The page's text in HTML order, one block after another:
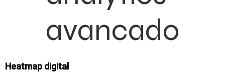
avancado
Heatmap digital